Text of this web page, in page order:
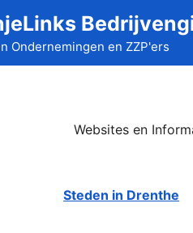
Ondernemingen en ZZP'ers
Websites en
Steden in Drenthe